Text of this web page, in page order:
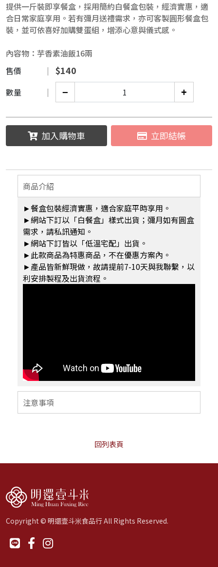
提供一斤裝即享餐盒，採用簡約白餐盒包裝，經濟實惠，適
合日常家庭享用。若有彌月送禮需求，亦可客製圓形餐盒包
裝，並可依喜好加購雙蛋組，增添心意與儀式感。
內容物：芋香素油飯16兩
售價
$140
數量 − +
加入購物車 立即結帳
商品介紹
►餐盒包裝經濟實惠，適合家庭平時享用。
►網站下訂以「白餐盒」樣式出貨；彌月如有圓盒
需求，請私訊通知。
►網站下訂皆以「低溫宅配」出貨。
►此款商品為特惠商品，不在優惠方案內。
►產品皆新鮮現做，故請提前7-10天與我聯繫，以
利安排製程及出貨流程。
注意事項
回列表頁
Copyright © 明還壹斗米食品行 All Rights Reserved.